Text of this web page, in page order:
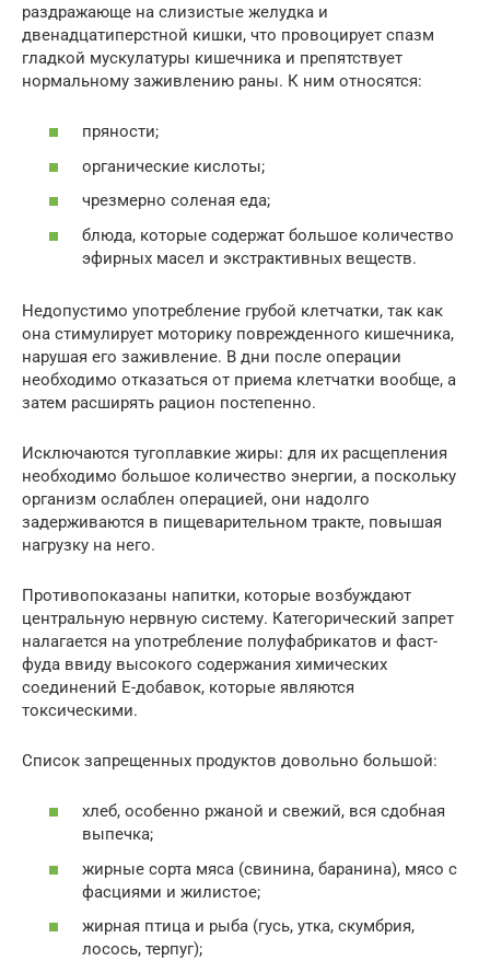
раздражающе на слизистые желудка и
двенадцатиперстной кишки, что провоцирует спазм
гладкой мускулатуры кишечника и препятствует
нормальному заживлению раны. К ним относятся:
пряности;
органические кислоты;
чрезмерно соленая еда;
блюда, которые содержат большое количество
эфирных масел и экстрактивных веществ.
Недопустимо употребление грубой клетчатки, так как
она стимулирует моторику поврежденного кишечника,
нарушая его заживление. В дни после операции
необходимо отказаться от приема клетчатки вообще, а
затем расширять рацион постепенно.
Исключаются тугоплавкие жиры: для их расщепления
необходимо большое количество энергии, а поскольку
организм ослаблен операцией, они надолго
задерживаются в пищеварительном тракте, повышая
нагрузку на него.
Противопоказаны напитки, которые возбуждают
центральную нервную систему. Категорический запрет
налагается на употребление полуфабрикатов и фаст-
фуда ввиду высокого содержания химических
соединений Е-добавок, которые являются
токсическими.
Список запрещенных продуктов довольно большой:
хлеб, особенно ржаной и свежий, вся сдобная
выпечка;
жирные сорта мяса (свинина, баранина), мясо с
фасциями и жилистое;
жирная птица и рыба (гусь, утка, скумбрия,
лосось, терпуг);